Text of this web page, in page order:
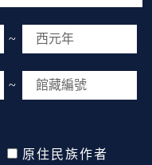
~
~
原住民族作者